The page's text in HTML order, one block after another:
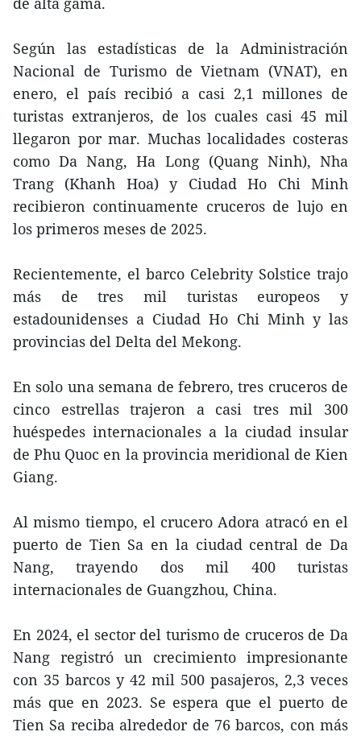
Según las estadísticas de la Administración
Nacional de Turismo de Vietnam (VNAT), en
enero, el país recibió a casi 2,1 millones de
turistas extranjeros, de los cuales casi 45 mil
llegaron por mar. Muchas localidades costeras
como Da Nang, Ha Long (Quang Ninh), Nha
Trang (Khanh Hoa) y Ciudad Ho Chi Minh
recibieron continuamente cruceros de lujo en
los primeros meses de 2025.
Recientemente, el barco Celebrity Solstice trajo
más de tres mil turistas europeos y
estadounidenses a Ciudad Ho Chi Minh y las
provincias del Delta del Mekong.
En solo una semana de febrero, tres cruceros de
cinco estrellas trajeron a casi tres mil 300
huéspedes internacionales a la ciudad insular
de Phu Quoc en la provincia meridional de Kien
Giang.
Al mismo tiempo, el crucero Adora atracó en el
puerto de Tien Sa en la ciudad central de Da
Nang, trayendo dos mil 400 turistas
internacionales de Guangzhou, China.
En 2024, el sector del turismo de cruceros de Da
Nang registró un crecimiento impresionante
con 35 barcos y 42 mil 500 pasajeros, 2,3 veces
más que en 2023. Se espera que el puerto de
Tien Sa reciba alrededor de 76 barcos, con más